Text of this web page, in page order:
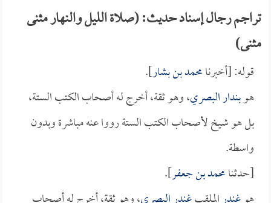
تراجم رجال إسناد حديث: (صلاة الليل والنهار مثنى
مثنى)
قوله: [أخبرنامحمد بن بشار].
هوبندار البصري، وهو ثقة، أخرج له أصحاب الكتب الستة،
بل هو شيخ لأصحاب الكتب الستة رووا عنه مباشرة وبدون
واسطة.
[حدثنامحمد بن جعفر].